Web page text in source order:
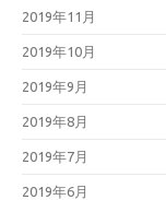
2019年11月
2019年10月
2019年9月
2019年8月
2019年7月
2019年6月